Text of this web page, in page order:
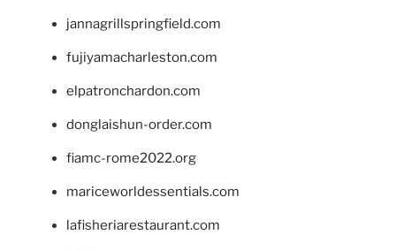
jannagrillspringfield.com
fujiyamacharleston.com
elpatronchardon.com
donglaishun-order.com
fiamc-rome2022.org
mariceworldessentials.com
lafisheriarestaurant.com